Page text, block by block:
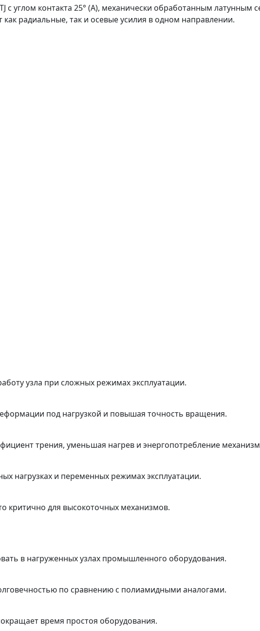
углом контакта 25° (A), механически обработанным
радиальные, так и осевые усилия в одном направлении.
узла при сложных режимах эксплуатации.
под нагрузкой и повышая точность вращения.
трения, уменьшая нагрев и энергопотребление
нагрузках и переменных режимах эксплуатации.
критично для высокоточных механизмов.
в нагруженных узлах промышленного оборудования.
по сравнению с полиамидными аналогами.
время простоя оборудования.